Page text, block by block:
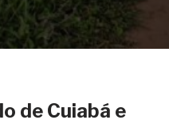
de Cuiabá e